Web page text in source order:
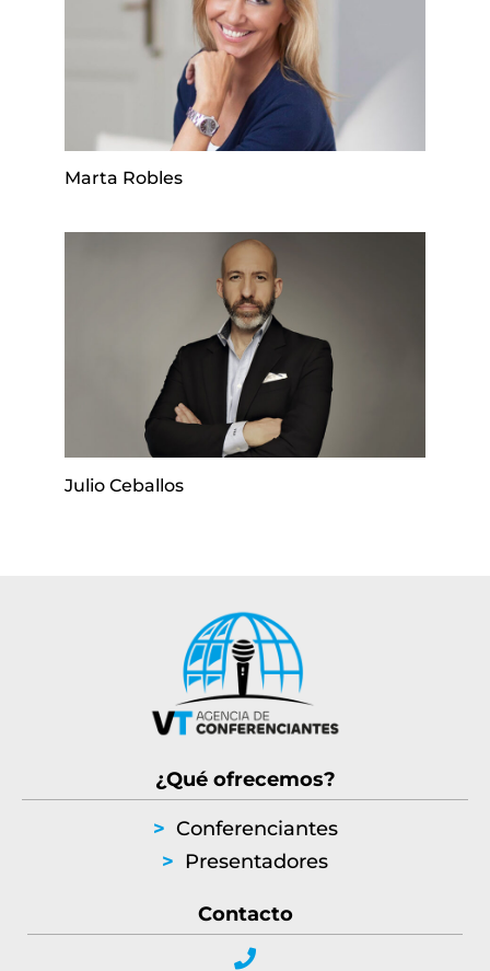
Marta Robles
Julio Ceballos
¿Qué ofrecemos?
> Conferenciantes
> Presentadores
Contacto